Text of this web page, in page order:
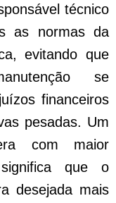
técnico
as normas da
evitando que
se
financeiros
pesadas. Um
com maior
que o
desejada mais